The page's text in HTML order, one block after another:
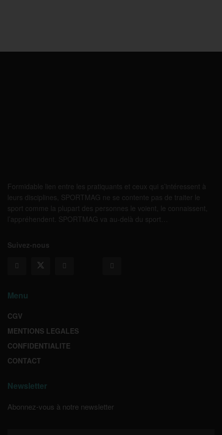
Formidable lien entre les pratiquants et ceux qui s’intéressent à
leurs disciplines, SPORTMAG ne se contente pas de traiter le
sport comme la plupart des personnes le voient, le connaissent,
l’appréhendent. SPORTMAG va au-delà du sport…
Suivez-nous
Menu
CGV
MENTIONS LEGALES
CONFIDENTIALITE
CONTACT
Newsletter
Abonnez-vous à notre newsletter